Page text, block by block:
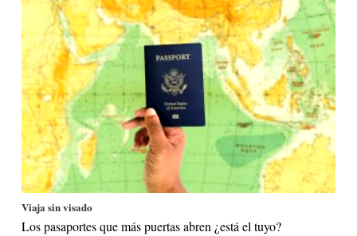
Viaja sin visado
Los pasaportes que más puertas abren ¿está el tuyo?